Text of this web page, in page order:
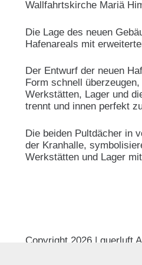
Wallfahrtskirche Mariä
Die Lage des neuen
Hafenareals mit
Der Entwurf der neuen
Form schnell
Werkstätten, Lager und
trennt und innen per­fekt
Die beiden Pultdächer in
der Kranhalle,
Werkstätten und La­ger
Copyright 2026 | querluft